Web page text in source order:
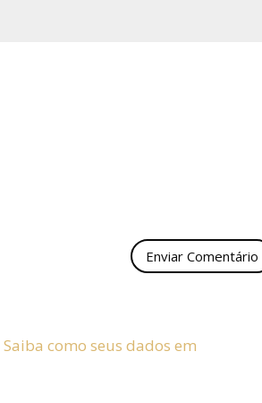
Saiba como seus dados em